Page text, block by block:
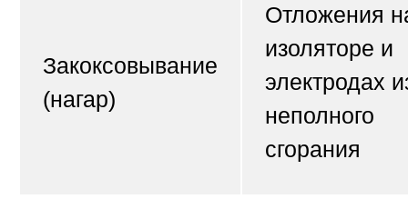
Закоксовывание
(нагар)
Отложения
изоляторе и
электродах
неполного
сгорания